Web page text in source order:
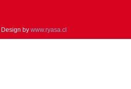
by www.ryasa.cl